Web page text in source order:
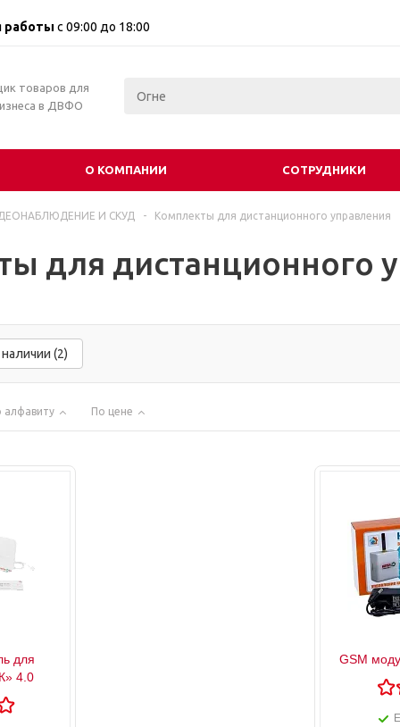
работы с 09:00 до 18:00
товаров для
в ДВФО
О КОМПАНИИ СОТРУДНИКИ
И СКУД - Комплекты для дистанционного управления
для дистанционного
(2)
алфавиту По цене
для
4.0
GSM